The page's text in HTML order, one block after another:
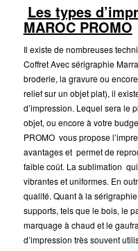
Les types
MAROC PROMO
Il existe de nombreuses
Coffret Avec sérigraphie
broderie, la gravure ou
relief sur un objet plat), il
d’impression. Lequel sera le
objet, ou encore à votre
PROMO vous propose
avantages et permet de
faible coût. La sublimation
vibrantes et uniformes. En
qualité. Quant à la
supports, tels que le bois, le
marquage à chaud et le
d’impression très souvent